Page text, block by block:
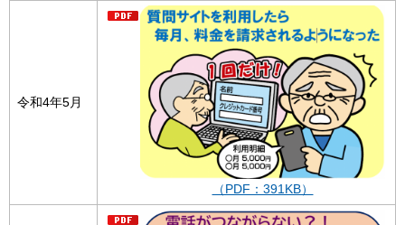
令和4年5月
（PDF：391KB）